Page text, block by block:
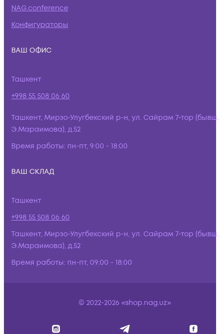
NAG.conference
Конфигураторы
ВАШ ОФИС
Ташкент
+998 55 508 06 60
Ташкент, Мирзо-Улугбекский р-н, ул. Сайрам 7-тор (бывш.
Э.Мараимова), д.52
Время работы: пн-пт, 9:00 - 18:00
ВАШ СКЛАД
Ташкент
+998 55 508 06 60
Ташкент, Мирзо-Улугбекский р-н, ул. Сайрам 7-тор (бывш.
Э.Мараимова), д.52
Время работы: пн-пт, 09:00 - 18:00
© 2022-2026 «shop.nag.uz»